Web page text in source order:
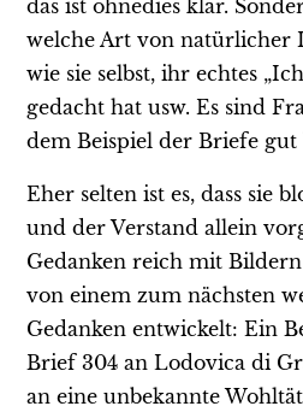
das ist ohnedies klar.
welche Art von natürlicher
wie sie selbst, ihr echtes
gedacht hat usw. Es sind
dem Beispiel der Briefe
Eher selten ist es, dass sie
und der Verstand allein
Gedanken reich mit
von einem zum nächsten
Gedanken entwickelt: Ein
Brief 304 an Lodovica di
an eine unbekannte